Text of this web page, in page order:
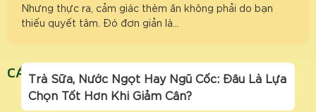
Nhưng thực ra, cảm giác thèm ăn không phải do bạn
thiếu quyết tâm. Đó đơn giản là…
CÁCH GIẢM THÈM NGỌT
Trà Sữa, Nước Ngọt Hay Ngũ Cốc: Đâu Là Lựa
Chọn Tốt Hơn Khi Giảm Cân?